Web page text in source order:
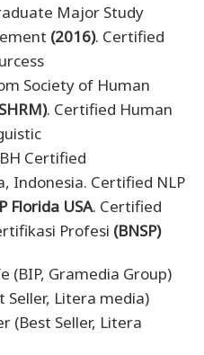
Major Study
(2016). Certified
Society of Human
. Certified Human
Certified
Indonesia. Certified NLP
Florida USA. Certified
Profesi (BNSP)
(BIP, Gramedia Group)
Seller, Litera media)
(Best Seller, Litera